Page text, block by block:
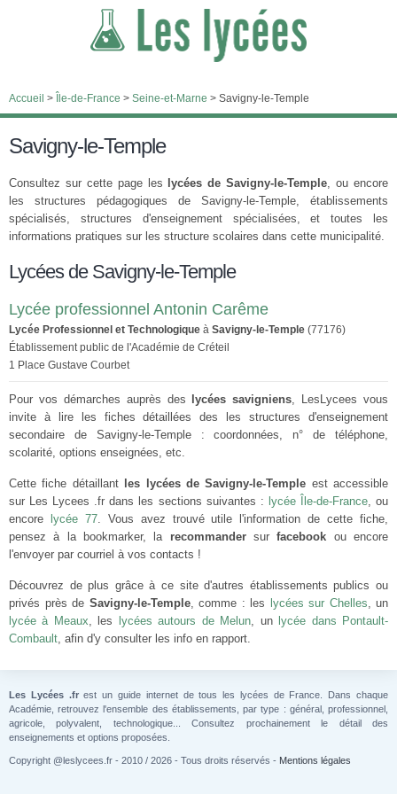
Accueil > Île-de-France > Seine-et-Marne > Savigny-le-Temple
Savigny-le-Temple
Consultez sur cette page les lycées de Savigny-le-Temple, ou encore
les structures pédagogiques de Savigny-le-Temple, établissements
spécialisés, structures d'enseignement spécialisées, et toutes les
informations pratiques sur les structure scolaires dans cette municipalité.
Lycées de Savigny-le-Temple
Lycée professionnel Antonin Carême
Lycée Professionnel et Technologique à Savigny-le-Temple (77176)
Établissement public de l'Académie de Créteil
1 Place Gustave Courbet
Pour vos démarches auprès des lycées savigniens, LesLycees vous
invite à lire les fiches détaillées des les structures d'enseignement
secondaire de Savigny-le-Temple : coordonnées, n° de téléphone,
scolarité, options enseignées, etc.
Cette fiche détaillant les lycées de Savigny-le-Temple est accessible
sur Les Lycees .fr dans les sections suivantes : lycée Île-de-France, ou
encore
lycée 77. Vous avez trouvé utile l'information de cette fiche,
pensez à la bookmarker, la recommandersurfacebook ou encore
l'envoyer par courriel à vos contacts !
Découvrez de plus grâce à ce site d'autres établissements publics ou
privés près de Savigny-le-Temple, comme : les lycées sur Chelles, un
lycée à Meaux, les lycées autours de Melun, un lycée dans Pontault-
Combault, afin d'y consulter les info en rapport.
Les Lycées .frest un guide internet de tous les lycées de France. Dans chaque
Académie, retrouvez l'ensemble des établissements, par type : général, professionnel,
agricole, polyvalent, technologique... Consultez prochainement le détail des
enseignements et options proposées.
Copyright @leslycees.fr - 2010 / 2026 - Tous droits réservés - Mentions légales